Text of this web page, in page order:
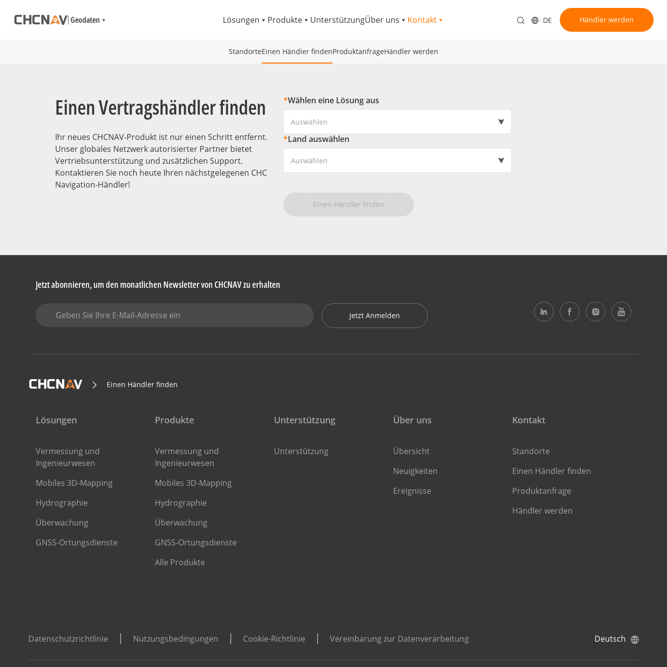
Geodaten Lösungen Produkte UnterstützungÜber uns Kontakt DE Händler werden
StandorteEinen Händler findenProduktanfrageHändler werden
Einen Vertragshändler finden
Ihr neues CHCNAV-Produkt ist nur einen Schritt entfernt.
Unser globales Netzwerk autorisierter Partner bietet
Vertriebsunterstützung und zusätzlichen Support.
Kontaktieren Sie noch heute Ihren nächstgelegenen CHC
Navigation-Händler!
*Wählen eine Lösung aus
Auswählen
*Land auswählen
Auswählen
Einen Händler finden
Jetzt abonnieren, um den monatlichen Newsletter von CHCNAV zu erhalten
Jetzt Anmelden
Einen Händler finden
Lösungen
Vermessung und
Ingenieurwesen
Mobiles 3D-Mapping
Hydrographie
Überwachung
GNSS-Ortungsdienste
Produkte
Vermessung und
Ingenieurwesen
Mobiles 3D-Mapping
Hydrographie
Überwachung
GNSS-Ortungsdienste
Alle Produkte
Unterstützung
Unterstützung
Über uns
Übersicht
Neuigkeiten
Ereignisse
Kontakt
Standorte
Einen Händler finden
Produktanfrage
Händler werden
Datenschutzrichtlinie Nutzungsbedingungen Cookie-Richtlinie Vereinbarung zur Datenverarbeitung Deutsch